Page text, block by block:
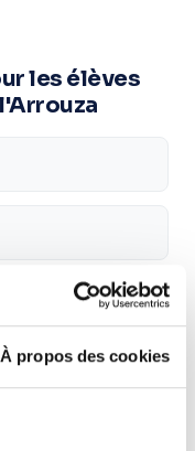
À propos des cookies
les élèves